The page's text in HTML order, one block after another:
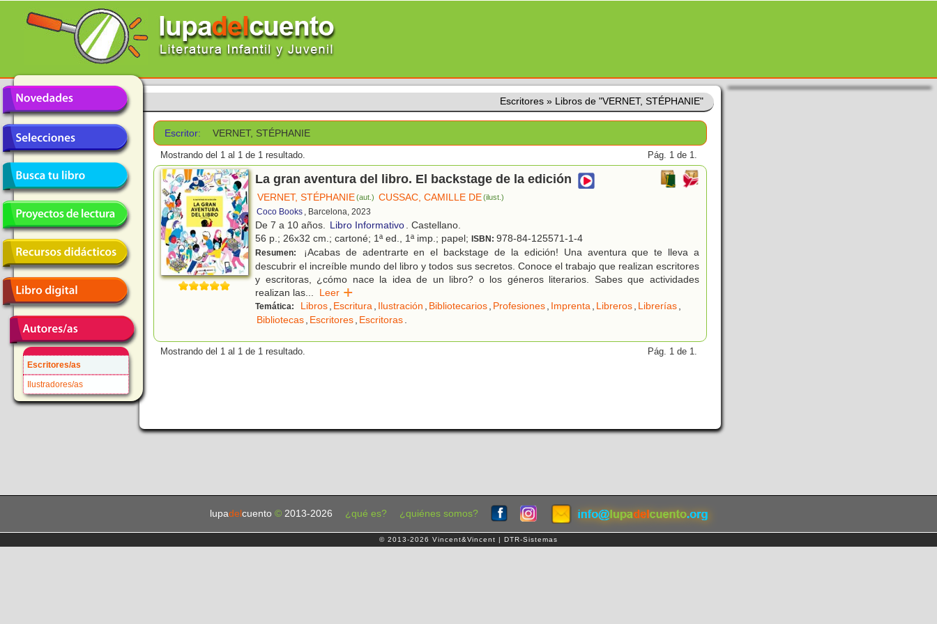
Escritores/as
Ilustradores/as
Escritores » Libros de "VERNET, STÉPHANIE"
Escritor: VERNET, STÉPHANIE
Mostrando del 1 al 1 de 1 resultado. Pág. 1 de 1.
La gran aventura del libro. El backstage de la edición
VERNET, STÉPHANIE(aut.) CUSSAC, CAMILLE DE(ilust.)
Coco Books , Barcelona, 2023
De 7 a 10 años. Libro Informativo. Castellano.
56 p.; 26x32 cm.; cartoné; 1ª ed., 1ª imp.; papel; ISBN: 978-84-125571-1-4
Resumen:
¡Acabas de adentrarte en el backstage de la edición! Una aventura que te lleva a
descubrir el increíble mundo del libro y todos sus secretos. Conoce el trabajo que realizan escritores
y escritoras, ¿cómo nace la idea de un libro? o los géneros literarios. Sabes que actividades
realizan las... Leer
Temática: Libros, Escritura, Ilustración , Bibliotecarios, Profesiones, Imprenta, Libreros, Librerías,
Bibliotecas, Escritores, Escritoras.
Mostrando del 1 al 1 de 1 resultado. Pág. 1 de 1.
lupadel cuento © 2013-2026 ¿qué es? ¿quiénes somos?
© 2013-2026 Vincent&Vincent | DTR-Sistemas